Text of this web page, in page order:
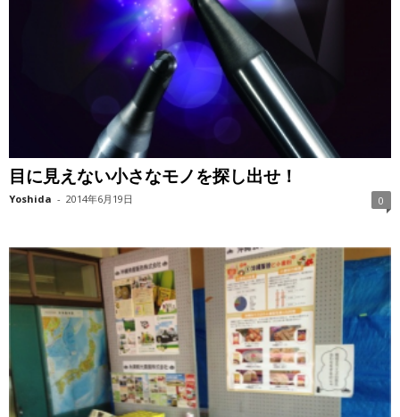
目に見えない小さなモノを探し出せ！
Yoshida - 2014年6月19日 0